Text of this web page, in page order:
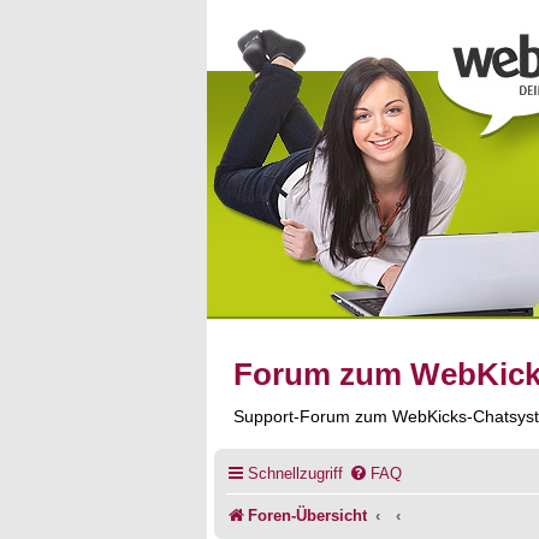
Forum zum
Support-Forum zum WebKicks-
Schnellzugriff FAQ
Foren-Übersicht